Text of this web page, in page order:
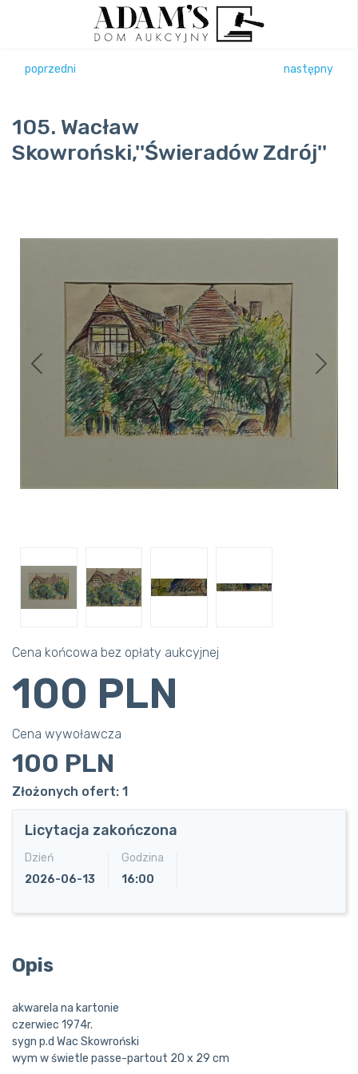
poprzedni następny
105. Wacław
Skowroński,''Świeradów Zdrój''
Previous Next
Cena końcowa bez opłaty aukcyjnej
100 PLN
Cena wywoławcza
100 PLN
Złożonych ofert: 1
Licytacja zakończona
Dzień
2026-06-13
Godzina
16:00
Opis
akwarela na kartonie
czerwiec 1974r.
sygn p.d Wac Skowroński
wym w świetle passe-partout 20 x 29 cm